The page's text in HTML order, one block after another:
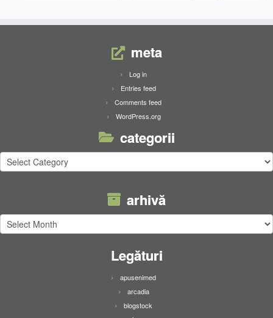
meta
Log in
Entries feed
Comments feed
WordPress.org
categorii
categorii
arhivă
arhivă
Legături
apusenimed
arcadia
blogstock